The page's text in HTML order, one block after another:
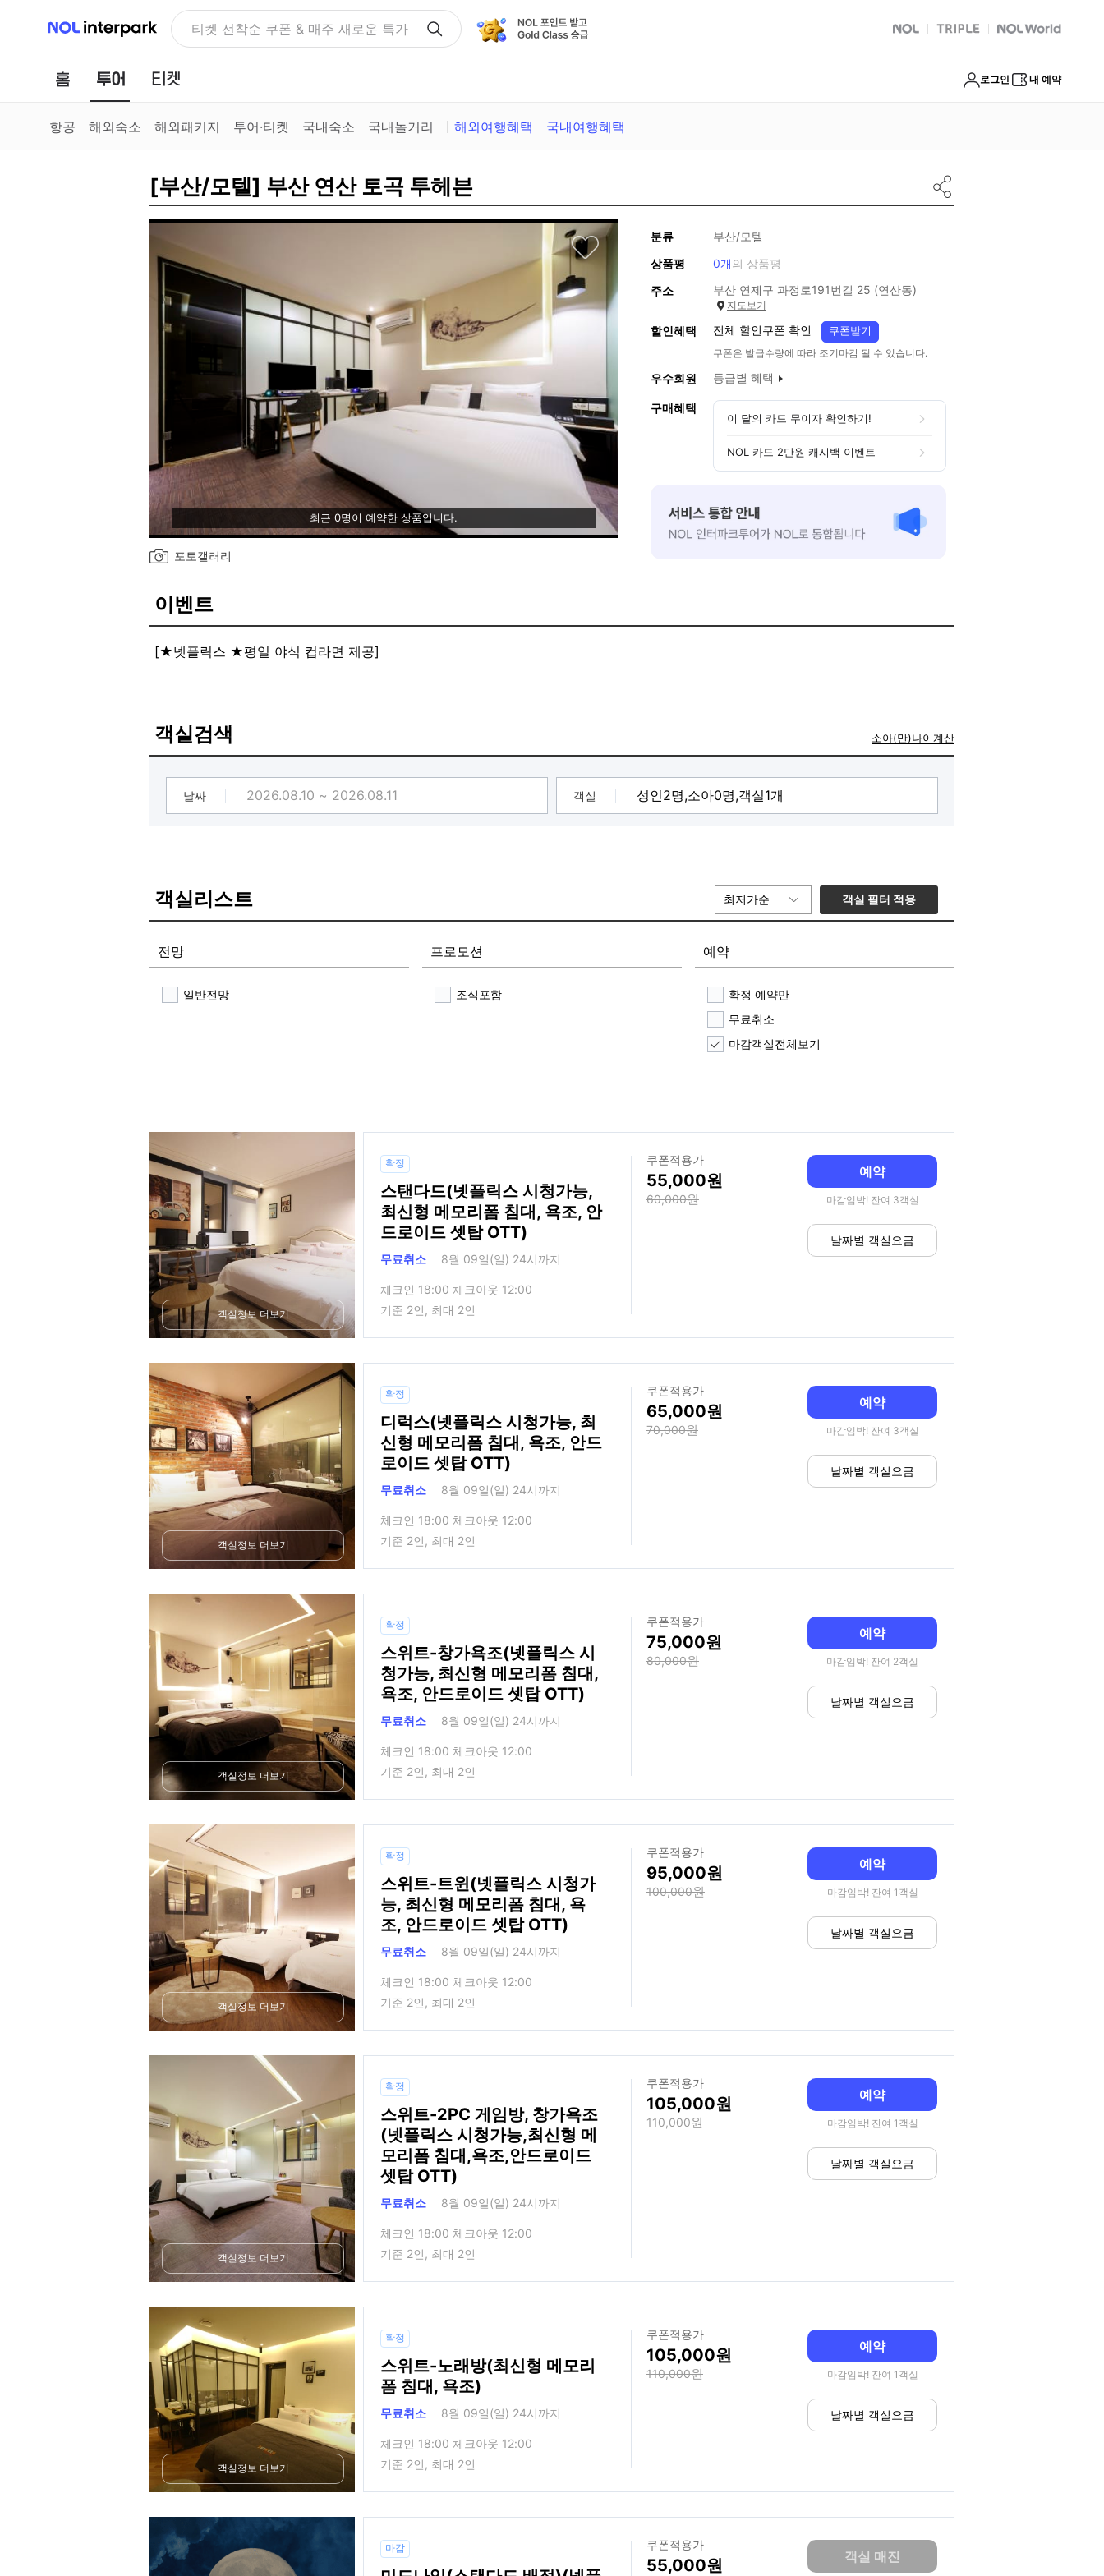
NOL 인터파크 티켓 선착순 쿠폰 & 매주 새로운 특가 NOL 트리플 Global Interpark
홈 투어 로그인 내 예약
항공 해외숙소 해외패키지 투어·티켓 국내숙소 국내놀거리 해외여행혜택 국내여행혜택
[부산/모텔] 부산 연산 토곡 투헤븐
최근 0명이 예약한 상품입니다.
포토갤러리
분류
부산/모텔
상품평
0개의 상품평
주소
부산 연제구 과정로191번길 25 (연산동)
지도보기
할인혜택 전체 할인쿠폰 확인 쿠폰받기
쿠폰은 발급수량에 따라 조기마감 될 수 있습니다.
우수회원 등급별 혜택
구매혜택
이 달의 카드 무이자 확인하기!
NOL 카드 2만원 캐시백 이벤트
이벤트
[★넷플릭스 ★평일 야식 컵라면 제공]
객실검색 소아(만)나이계산
날짜 객실
객실리스트 최저가순 객실 필터 적용
전망
일반전망
프로모션
조식포함
예약
확정 예약만
무료취소
마감객실전체보기
객실정보 더보기
확정
스탠다드(넷플릭스 시청가능,
최신형 메모리폼 침대, 욕조, 안
드로이드 셋탑 OTT)
무료취소 8월 09일(일) 24시까지
체크인 18:00 체크아웃 12:00
기준 2인, 최대 2인
쿠폰적용가
55,000
60,000
예약
마감임박! 잔여 3객실
날짜별 객실요금
객실정보 더보기
확정
디럭스(넷플릭스 시청가능, 최
신형 메모리폼 침대, 욕조, 안드
로이드 셋탑 OTT)
무료취소 8월 09일(일) 24시까지
체크인 18:00 체크아웃 12:00
기준 2인, 최대 2인
쿠폰적용가
65,000
70,000
예약
마감임박! 잔여 3객실
날짜별 객실요금
객실정보 더보기
확정
스위트-창가욕조(넷플릭스 시
청가능, 최신형 메모리폼 침대,
욕조, 안드로이드 셋탑 OTT)
무료취소 8월 09일(일) 24시까지
체크인 18:00 체크아웃 12:00
기준 2인, 최대 2인
쿠폰적용가
75,000
80,000
예약
마감임박! 잔여 2객실
날짜별 객실요금
객실정보 더보기
확정
스위트-트윈(넷플릭스 시청가
능, 최신형 메모리폼 침대, 욕
조, 안드로이드 셋탑 OTT)
무료취소 8월 09일(일) 24시까지
체크인 18:00 체크아웃 12:00
기준 2인, 최대 2인
쿠폰적용가
95,000
100,000
예약
마감임박! 잔여 1객실
날짜별 객실요금
객실정보 더보기
확정
스위트-2PC 게임방, 창가욕조
(넷플릭스 시청가능,최신형 메
모리폼 침대,욕조,안드로이드
셋탑 OTT)
무료취소 8월 09일(일) 24시까지
체크인 18:00 체크아웃 12:00
기준 2인, 최대 2인
쿠폰적용가
105,000
110,000
예약
마감임박! 잔여 1객실
날짜별 객실요금
객실정보 더보기
확정
스위트-노래방(최신형 메모리
폼 침대, 욕조)
무료취소 8월 09일(일) 24시까지
체크인 18:00 체크아웃 12:00
기준 2인, 최대 2인
쿠폰적용가
105,000
110,000
예약
마감임박! 잔여 1객실
날짜별 객실요금
마감 쿠폰적용가
55,000 객실 매진